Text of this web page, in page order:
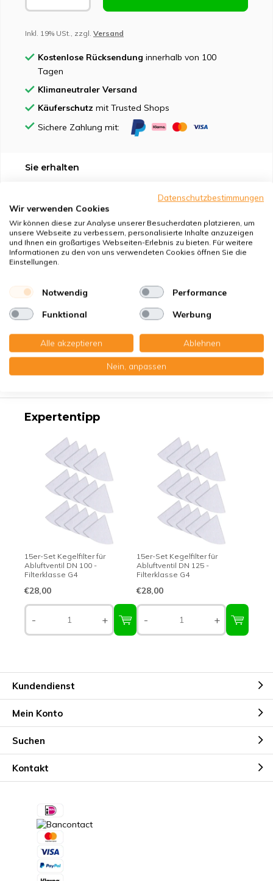
Inkl. 19% USt., zzgl. Versand
Kostenlose Rücksendung innerhalb von 100
Tagen
Klimaneutraler Versand
Käuferschutz mit Trusted Shops
Sichere Zahlung mit:
Sie erhalten
Geeignet für
Schutz vor
Eigenschaften
Produktbeschreibung
Expertentipp
15er-Set Kegelfilter für
Abluftventil DN 100 -
Filterklasse G4
€28,00
- +
15er-Set Kegelfilter für
Abluftventil DN 125 -
Filterklasse G4
€28,00
- +
Kundendienst
Mein Konto
Suchen
Kontakt
Datenschutzbestimmungen
Wir verwenden Cookies
Wir können diese zur Analyse unserer Besucherdaten platzieren, um
unsere Webseite zu verbessern, personalisierte Inhalte anzuzeigen
und Ihnen ein großartiges Webseiten-Erlebnis zu bieten. Für weitere
Informationen zu den von uns verwendeten Cookies öffnen Sie die
Einstellungen.
Notwendig Performance
Funktional Werbung
Alle akzeptieren Ablehnen
Nein, anpassen